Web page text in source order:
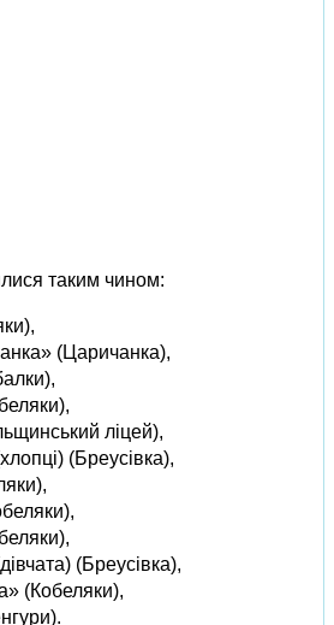
таким чином:
(Царичанка),
ліцей),
(Бреусівка),
(Бреусівка),
(Кобеляки),